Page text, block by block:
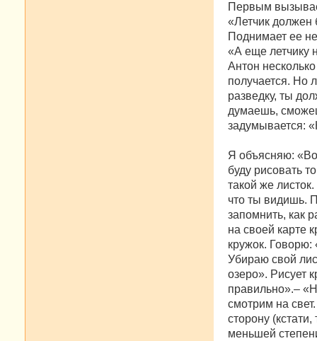
Первым
«Летчик
Поднимает ее
«А еще летчику
Антон
получается. Но
разведку, ты
думаешь,
задумывается:
Я объясняю:
буду рисовать
такой же
что ты видишь.
запомнить, как
на своей карте
кружок. Говорю:
Убираю свой
озеро». Рисует
правильно».–
смотрим на
сторону
меньшей